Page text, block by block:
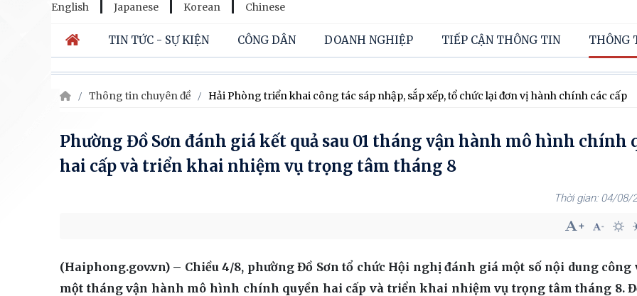
English Japanese Korean Chinese
TIN TỨC - SỰ KIỆN CÔNG DÂN DOANH NGHIỆP TIẾP CẬN THÔNG TIN THÔNG
Thông tin chuyên đề Hải Phòng triển khai công tác sáp nhập, sắp xếp, tổ chức lại đơn vị hành chính các cấp
Phường Đồ Sơn đánh giá kết quả sau 01 tháng vận hành mô hình chính
hai cấp và triển khai nhiệm vụ trọng tâm tháng 8
04/08/
(Haiphong.gov.vn) – Chiều 4/8, phường Đồ Sơn tổ chức Hội nghị đánh giá một số nội dung công
một tháng vận hành mô hình chính quyền hai cấp và triển khai nhiệm vụ trọng tâm tháng 8.